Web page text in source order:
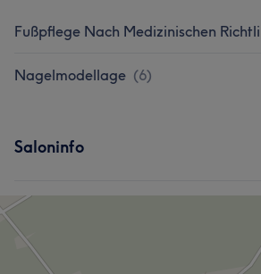
Fußpflege Nach Medizinischen
Nagelmodellage (6)
Saloninfo